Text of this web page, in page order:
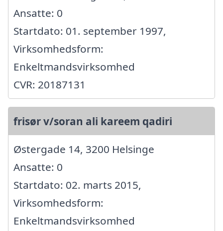
Ansatte: 0
Startdato: 01. september 1997,
Virksomhedsform:
Enkeltmandsvirksomhed
CVR: 20187131
frisør v/soran ali kareem qadiri
Østergade 14, 3200 Helsinge
Ansatte: 0
Startdato: 02. marts 2015,
Virksomhedsform:
Enkeltmandsvirksomhed